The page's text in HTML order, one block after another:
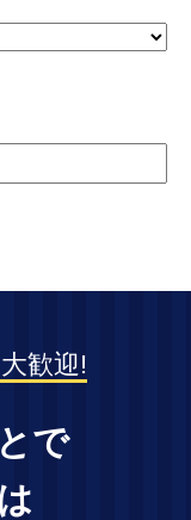
歓迎!
で
は